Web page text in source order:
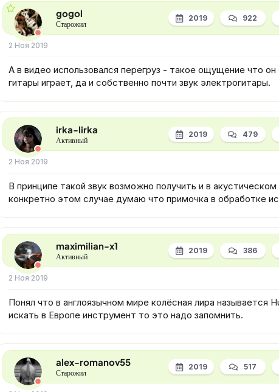
gogol
Старожил
2019 922
2 Ноя 2019
А в видео использовался перегруз - такое ощущение что
гитары играет, да и собственно почти звук электрогитары.
irka-lirka
Активный
2019 479
2 Ноя 2019
В принципе такой звук возможно получить и в акустическом
конкретно этом случае думаю что примочка в обработке
maximilian-x1
Активный
2019 386
2 Ноя 2019
Понял что в англоязычном мире колёсная лира называется
искать в Европе инструмент то это надо запомнить.
alex-romanov55
Старожил
2019 517